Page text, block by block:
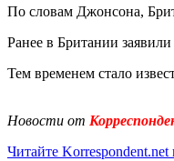
По словам Джонсона,
Ранее в Британии заявили
Тем временем стало
Новости от
Читайте